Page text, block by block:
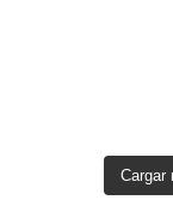
Cargar